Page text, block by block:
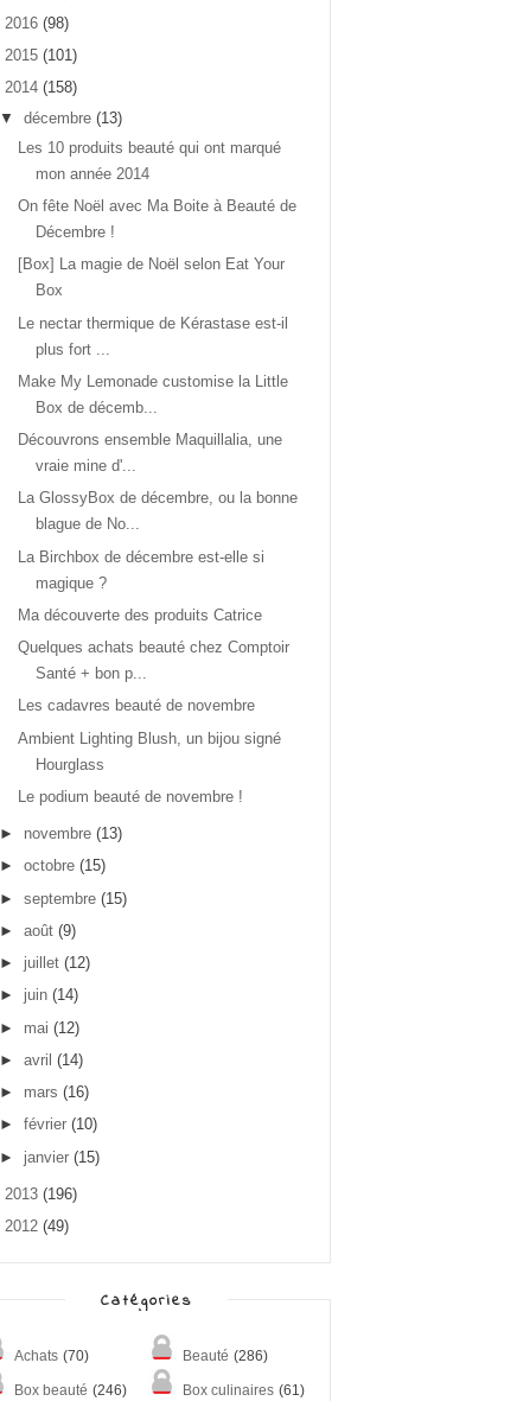
2016 (98)
2015 (101)
2014 (158)
▼
décembre (13)
Les 10 produits beauté qui ont marqué
mon année 2014
On fête Noël avec Ma Boite à Beauté de
Décembre !
[Box] La magie de Noël selon Eat Your
Box
Le nectar thermique de Kérastase est-il
plus fort ...
Make My Lemonade customise la Little
Box de décemb...
Découvrons ensemble Maquillalia, une
vraie mine d'...
La GlossyBox de décembre, ou la bonne
blague de No...
La Birchbox de décembre est-elle si
magique ?
Ma découverte des produits Catrice
Quelques achats beauté chez Comptoir
Santé + bon p...
Les cadavres beauté de novembre
Ambient Lighting Blush, un bijou signé
Hourglass
Le podium beauté de novembre !
► novembre (13)
► octobre (15)
► septembre (15)
► août (9)
► juillet (12)
► juin (14)
► mai (12)
► avril (14)
► mars (16)
► février (10)
► janvier (15)
2013 (196)
2012 (49)
Catégories
Achats (70) Beauté (286)
Box beauté (246) Box culinaires (61)